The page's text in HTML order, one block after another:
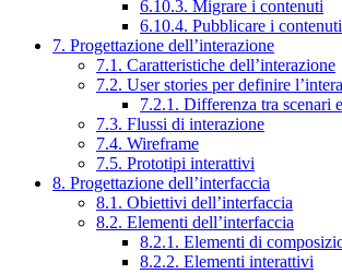
6.10.3. Migrare i contenuti
6.10.4. Pubblicare i contenuti
7. Progettazione dell’interazione
7.1. Caratteristiche dell’interazione
7.2. User stories per definire
7.2.1. Differenza tra scenari
7.3. Flussi di interazione
7.4. Wireframe
7.5. Prototipi interattivi
8. Progettazione dell’interfaccia
8.1. Obiettivi dell’interfaccia
8.2. Elementi dell’interfaccia
8.2.1. Elementi di
8.2.2. Elementi interattivi